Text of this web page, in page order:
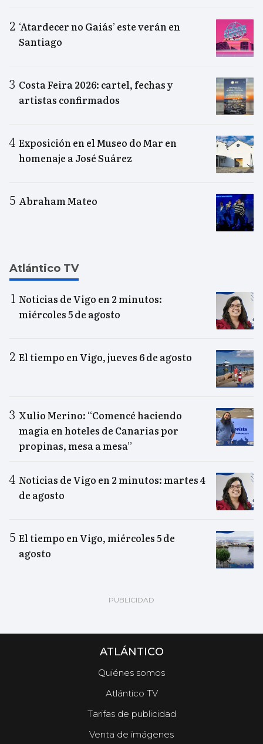
‘Atardecer no Gaiás’ este verán en
Santiago
Costa Feira 2026: cartel, fechas y
artistas confirmados
Exposición en el Museo do Mar en
homenaje a José Suárez
Abraham Mateo
Atlántico TV
Noticias de Vigo en 2 minutos:
miércoles 5 de agosto
El tiempo en Vigo, jueves 6 de agosto
Xulio Merino: “Comencé haciendo
magia en hoteles de Canarias por
propinas, mesa a mesa”
Noticias de Vigo en 2 minutos: martes 4
de agosto
El tiempo en Vigo, miércoles 5 de
agosto
ATLÁNTICO
Quiénes somos
Atlántico TV
Tarifas de publicidad
Venta de imágenes